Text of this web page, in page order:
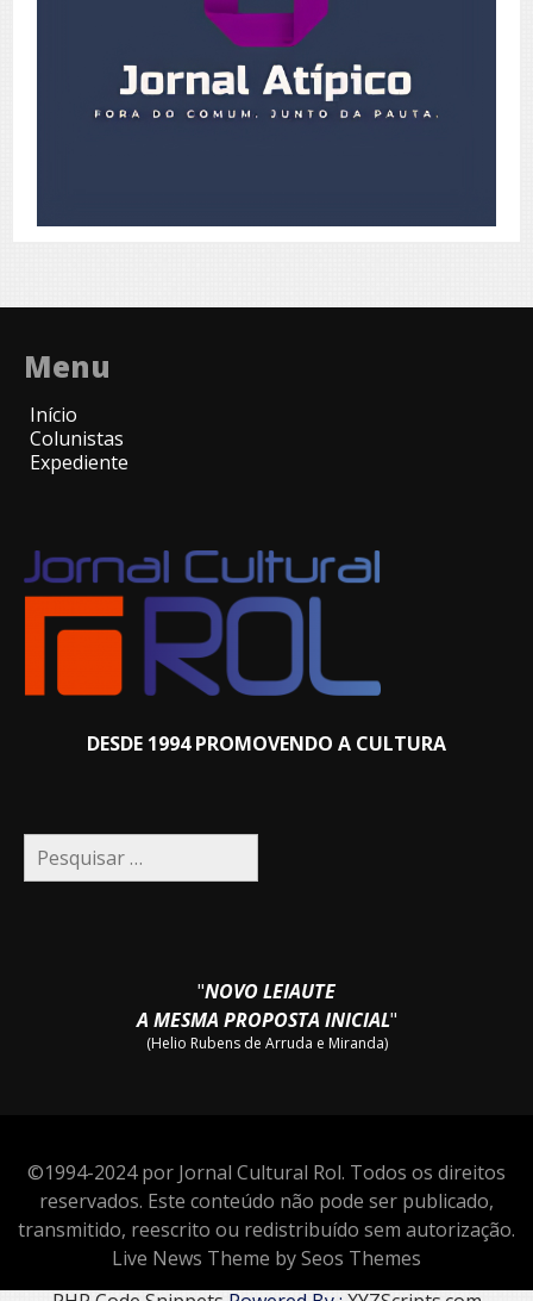
Menu
Início
Colunistas
Expediente
DESDE 1994 PROMOVENDO A CULTURA
Pesquisar
por:
"NOVO LEIAUTE
A MESMA PROPOSTA INICIAL"
(Helio Rubens de Arruda e Miranda)
©1994-2024 por Jornal Cultural Rol. Todos os direitos
reservados. Este conteúdo não pode ser publicado,
transmitido, reescrito ou redistribuído sem autorização.
Live News Theme by Seos Themes